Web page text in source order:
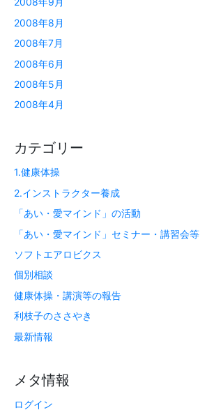
2008年8月
2008年7月
2008年6月
2008年5月
2008年4月
カテゴリー
1.健康体操
2.インストラクター養成
「あい・愛マインド」の活動
「あい・愛マインド」セミナー・講習会等
ソフトエアロビクス
個別相談
健康体操・講演等の報告
利枝子のささやき
最新情報
メタ情報
ログイン